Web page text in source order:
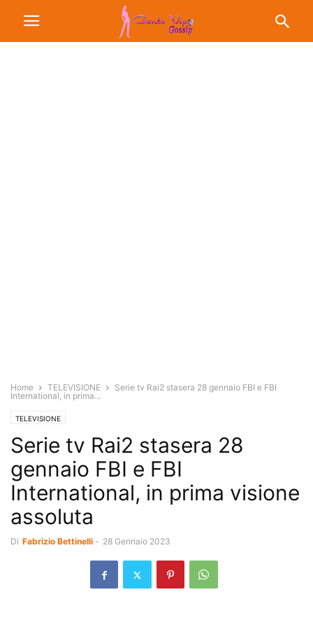
Home TELEVISIONE
Serie tv Rai2 stasera 28 gennaio FBI e FBI
International, in prima...
TELEVISIONE
Serie tv Rai2 stasera 28
gennaio FBI e FBI
International, in prima visione
assoluta
Di Fabrizio Bettinelli - 28 Gennaio 2023